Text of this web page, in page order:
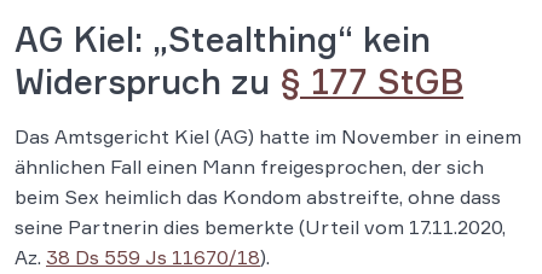
AG Kiel: „Stealthing“ kein
Widerspruch zu § 177 StGB
Das Amtsgericht Kiel (AG) hatte im November in einem
ähnlichen Fall einen Mann freigesprochen, der sich
beim Sex heimlich das Kondom abstreifte, ohne dass
seine Partnerin dies bemerkte (Urteil vom 17.11.2020,
Az. 38 Ds 559 Js 11670/18).